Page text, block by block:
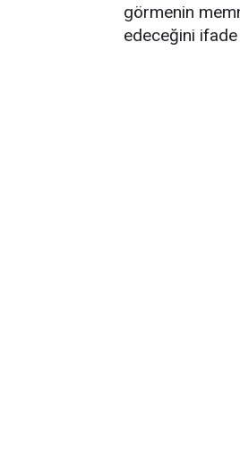
görmenin
edeceğini